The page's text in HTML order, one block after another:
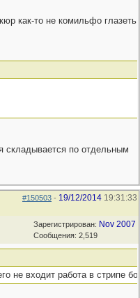
как-то не комильфо глазеть
складывается по отдельным
#150503 - 19/12/2014 19:31:33
Зарегистрирован: Nov 2007
Сообщения: 2,519
не входит работа в стрипе